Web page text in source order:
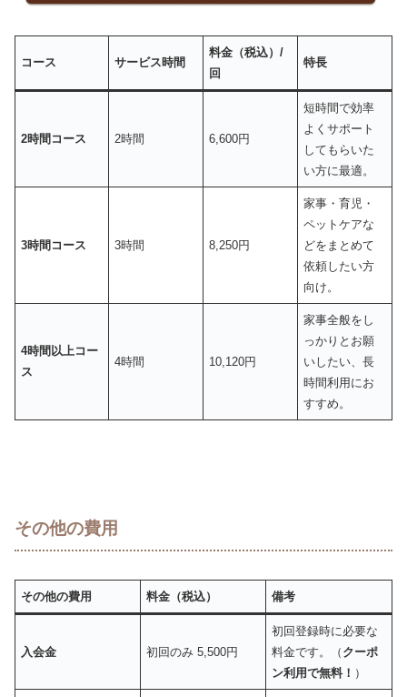
コース サービス時間
料金（税込）/
回
特長
2時間コース 2時間 6,600円
短時間で効率
よくサポート
してもらいた
い方に最適。
3時間コース 3時間 8,250円
家事・育児・
ペットケアな
どをまとめて
依頼したい方
向け。
4時間以上コー
ス
4時間 10,120円
家事全般をし
っかりとお願
いしたい、長
時間利用にお
すすめ。
その他の費用
その他の費用 料金（税込） 備考
入会金 初回のみ 5,500円
初回登録時に必要な
料金です。（ クーポ
ン利用で無料！ ）